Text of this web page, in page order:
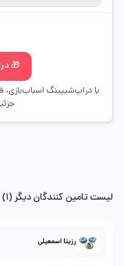
🎁
با دراپ‌شیپینگ
لیست تامین کنندگان دیگر (1)
رزیتا اسمعیلی